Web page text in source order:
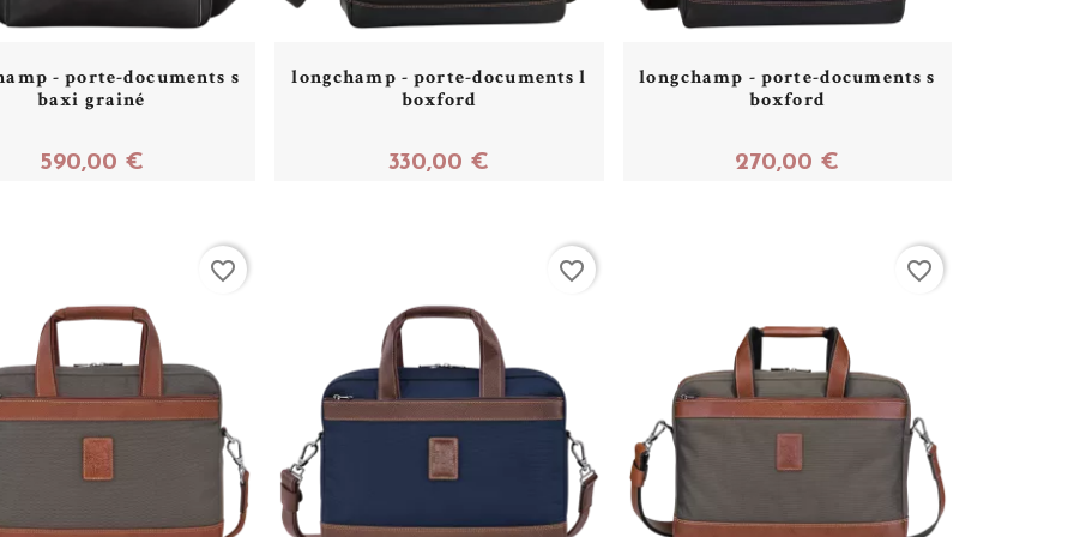
- porte-documents s
baxi grainé
590,00 €
longchamp - porte-documents l
boxford
330,00 €
longchamp - porte-documents s
boxford
270,00 €
favorite_border favorite_border favorite_border